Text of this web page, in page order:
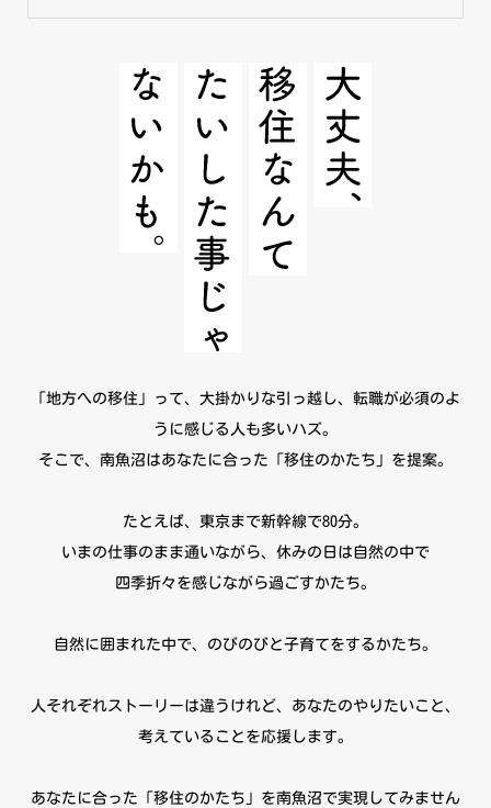
「地方への移住」って、大掛かりな引っ越し、転職が必須のよ
うに感じる人も多いハズ。
そこで、南魚沼はあなたに合った「移住のかたち」を提案。
たとえば、東京まで新幹線で80分。
いまの仕事のまま通いながら、休みの日は自然の中で
四季折々を感じながら過ごすかたち。
自然に囲まれた中で、のびのびと子育てをするかたち。
人それぞれストーリーは違うけれど、あなたのやりたいこと、
考えていることを応援します。
あなたに合った「移住のかたち」を南魚沼で実現してみません